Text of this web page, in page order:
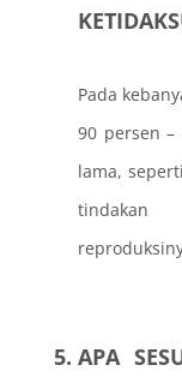
Pada
90 persen
lama,
tindakan
APA